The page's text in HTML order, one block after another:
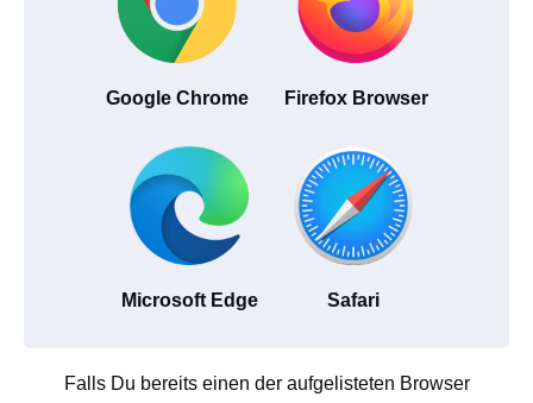
Google Chrome Firefox Browser
Microsoft Edge Safari
Falls Du bereits einen der aufgelisteten Browser